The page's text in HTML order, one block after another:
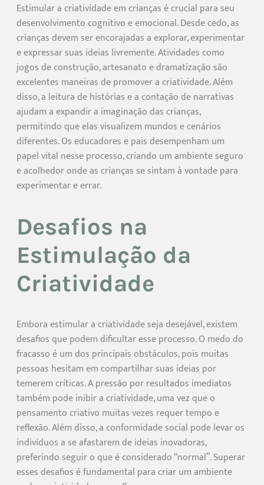
Estimular a criatividade em crianças é crucial para seu
desenvolvimento cognitivo e emocional. Desde cedo, as
crianças devem ser encorajadas a explorar, experimentar
e expressar suas ideias livremente. Atividades como
jogos de construção, artesanato e dramatização são
excelentes maneiras de promover a criatividade. Além
disso, a leitura de histórias e a contação de narrativas
ajudam a expandir a imaginação das crianças,
permitindo que elas visualizem mundos e cenários
diferentes. Os educadores e pais desempenham um
papel vital nesse processo, criando um ambiente seguro
e acolhedor onde as crianças se sintam à vontade para
experimentar e errar.
Desafios na
Estimulação da
Criatividade
Embora estimular a criatividade seja desejável, existem
desafios que podem dificultar esse processo. O medo do
fracasso é um dos principais obstáculos, pois muitas
pessoas hesitam em compartilhar suas ideias por
temerem críticas. A pressão por resultados imediatos
também pode inibir a criatividade, uma vez que o
pensamento criativo muitas vezes requer tempo e
reflexão. Além disso, a conformidade social pode levar os
indivíduos a se afastarem de ideias inovadoras,
preferindo seguir o que é considerado “normal”. Superar
esses desafios é fundamental para criar um ambiente